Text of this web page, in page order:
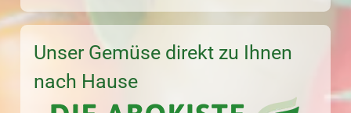
Unser Gemüse direkt zu Ihnen
nach Hause